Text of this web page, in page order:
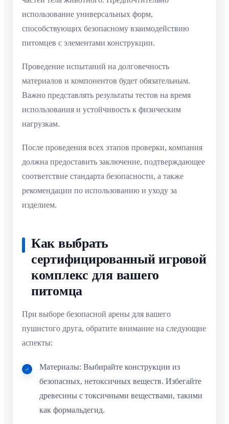
использование универсальных форм,
способствующих безопасному взаимодействию
питомцев с элементами конструкции.
Проведение испытаний на долговечность
материалов и компонентов будет обязательным.
Важно представлять результаты тестов на время
использования и устойчивость к физическим
нагрузкам.
После проведения всех этапов проверки, компания
должна предоставить заключение, подтверждающее
соответствие стандарта безопасности, а также
рекомендации по использованию и уходу за
изделием.
Как выбрать
сертифицированный игровой
комплекс для вашего
питомца
При выборе безопасной арены для вашего
пушистого друга, обратите внимание на следующие
аспекты:
Материалы: Выбирайте конструкции из
безопасных, нетоксичных веществ. Избегайте
древесины с токсичными веществами, такими
как формальдегид.